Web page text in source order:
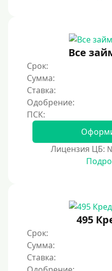
Без электронной почты
С автоматическим
Без номера телефона
На телефон
Бесплатно и без
Без звонков и проверок
Онлайн круглосуточно
На карту круглосуточно
Деньги в долг
В долг на карту
Все
Срок:
Сумма:
Ставка:
Одобрение:
Лицензия ЦБ:
495
Срок:
Сумма:
Ставка: